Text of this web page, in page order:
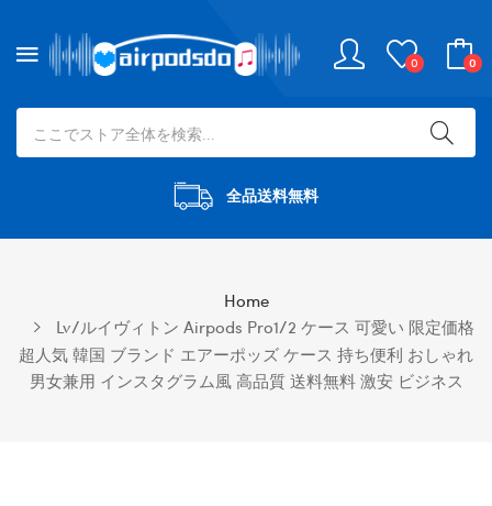
0 0
全品送料無料
Home
Lv/ルイヴィトン Airpods Pro1/2 ケース 可愛い 限定価格
超人気 韓国 ブランド エアーポッズ ケース 持ち便利 おしゃれ
男女兼用 インスタグラム風 高品質 送料無料 激安 ビジネス